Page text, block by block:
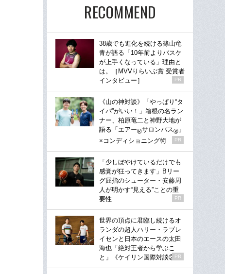
RECOMMEND
38歳でも進化を続ける篠山竜
青が語る「10年前よりバスケ
が上手くなっている」理由と
は。［MVVりらいぶ賞 受賞者
インタビュー］
PR
《山の神対談》「やっぱり“タ
イパ”がいい！」箱根の名ラン
ナー、柏原竜二と神野大地が
語る「エアー®サロンパス® 」
×コンディショニング術
PR
「少しぼやけているだけでも
感覚が狂ってきます」Bリー
グ屈指のシューター・安藤周
人が明かす“見える”ことの重
要性
PR
世界の頂点に君臨し続けるオ
ランダの超人ハリー・ラブレ
イセンと日本のエースの太田
海也「絶対王者から学ぶこ
と」《ケイリン国際対談②》
PR